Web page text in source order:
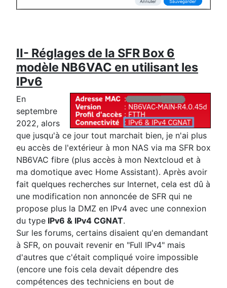
II- Réglages de la SFR Box 6
modèle NB6VAC en utilisant les
IPv6
En
septembre
2022, alors
que jusqu'à ce jour tout marchait bien, je n'ai plus
eu accès de l'extérieur à mon NAS via ma SFR box
NB6VAC fibre (plus accès à mon Nextcloud et à
ma domotique avec Home Assistant). Après avoir
fait quelques recherches sur Internet, cela est dû à
une modification non annoncée de SFR qui ne
propose plus la DMZ en IPv4 avec une connexion
du type IPv6 & IPv4 CGNAT.
Sur les forums, certains disaient qu'en demandant
à SFR, on pouvait revenir en "Full IPv4" mais
d'autres que c'était compliqué voire impossible
(encore une fois cela devait dépendre des
compétences des techniciens en bout de